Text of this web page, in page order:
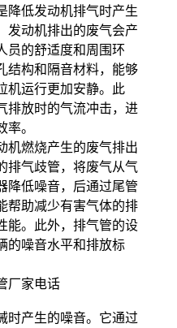
降低发动机排气时产生
发动机排出的废气会产
员的舒适度和周围环
结构和隔音材料，能够
机运行更加安静。此
排放时的气流冲击，进
。
机燃烧产生的废气排出
排气歧管，将废气从气
降低噪音，后通过尾管
帮助减少有害气体的排
能。此外，排气管的设
的噪音水平和排放标
时产生的噪音。它通过